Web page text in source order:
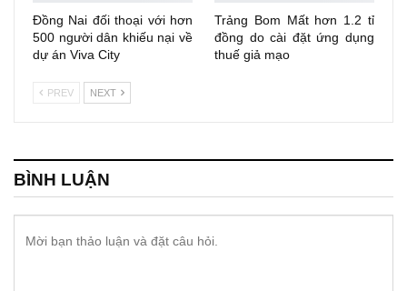
Đồng Nai đối thoại với hơn
500 người dân khiếu nại về
dự án Viva City
Trảng Bom Mất hơn 1.2 tỉ
đồng do cài đặt ứng dụng
thuế giả mạo
PREV NEXT
BÌNH LUẬN